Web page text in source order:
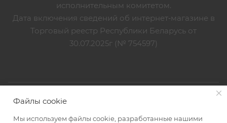
исполнительным комитетом.
Дата включения сведений об интернет‑магазине в
Торговый реестр Республики Беларусь от
30.07.2025г (№ 754597)
Файлы cookie
Мы используем файлы cookie, разработанные нашими